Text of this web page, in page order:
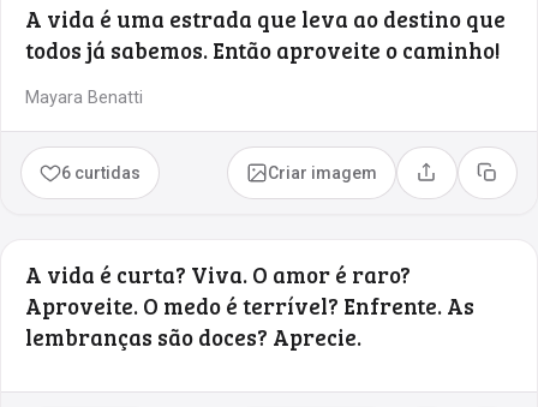
A vida é uma estrada que leva ao destino que
todos já sabemos. Então aproveite o caminho!
Mayara Benatti
6 curtidas Criar imagem Compartilhar
Copiar
A vida é curta? Viva. O amor é raro?
Aproveite. O medo é terrível? Enfrente. As
lembranças são doces? Aprecie.